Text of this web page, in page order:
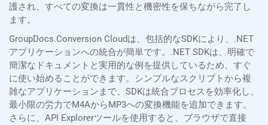
護され、すべての変換は一貫性と機密性を保ちながら完了し
ます。
GroupDocs.Conversion Cloudは、包括的なSDKにより、.NET
アプリケーションへの統合が簡単です。.NET SDKは、明確で
簡潔なドキュメントと実用的な例を提供しているため、すぐ
に使い始めることができます。シンプルなスクリプトから複
雑なアプリケーションまで、SDKは統合プロセスを効率化し、
最小限の労力でM4AからMP3への変換機能を追加できます。
さらに、API Explorerツールを使用すると、ブラウザで直接